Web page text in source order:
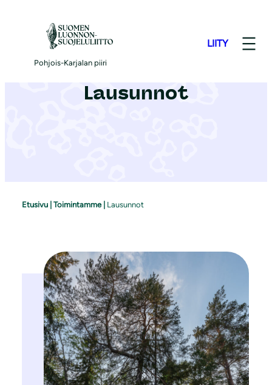
Pohjois-Karjalan piiri
LIITY
Lausunnot
Etusivu Toimintamme| Lausunnot